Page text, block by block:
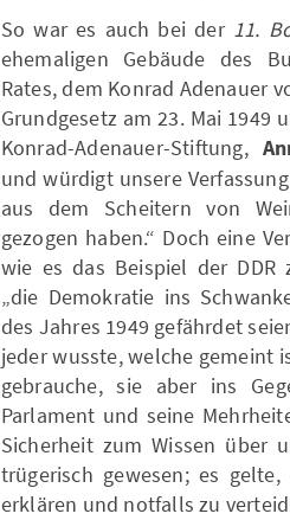
So war es auch bei der 11.
ehemaligen Gebäude des
Rates, dem Konrad Adenauer
Grundgesetz am 23. Mai
Konrad-Adenauer-Stiftung,
und würdigt unsere
aus dem Scheitern von
gezogen haben.“ Doch eine
wie es das Beispiel der DDR
„die Demokratie ins
des Jahres 1949 gefährdet
jeder wusste, welche gemeint
gebrauche, sie aber ins
Parlament und seine
Sicherheit zum Wissen über
trügerisch gewesen; es
erklären und notfalls zu